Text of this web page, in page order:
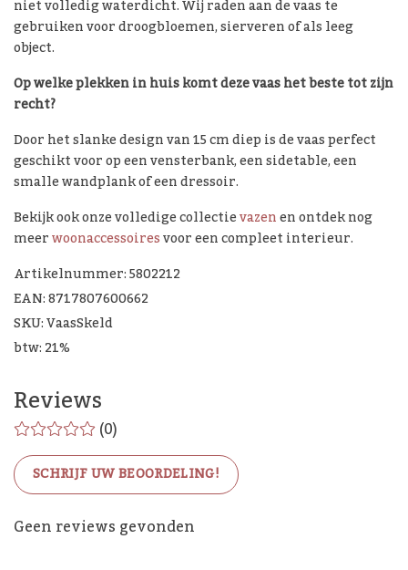
niet volledig waterdicht. Wij raden aan de vaas te
gebruiken voor droogbloemen, sierveren of als leeg
object.
Op welke plekken in huis komt deze vaas het beste tot zijn
recht?
Door het slanke design van 15 cm diep is de vaas perfect
geschikt voor op een vensterbank, een sidetable, een
smalle wandplank of een dressoir.
Bekijk ook onze volledige collectievazenen ontdek nog
meerwoonaccessoiresvoor een compleet interieur.
Artikelnummer: 5802212
EAN: 8717807600662
SKU: VaasSkeld
btw: 21%
Reviews
(0)
SCHRIJF UW BEOORDELING!
Geen reviews gevonden
De Woon Cadeau Winkel